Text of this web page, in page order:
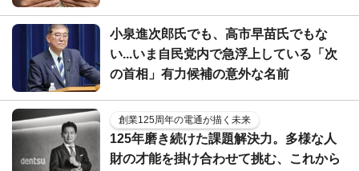
小泉進次郎氏でも、高市早苗氏でもな
い...いま自民党内で急浮上している「次
の首相」有力候補の意外な名前
創業125周年の電通が描く未来
125年磨き続けた課題解決力。多様な人
財の才能を掛け合わせて挑む、これから